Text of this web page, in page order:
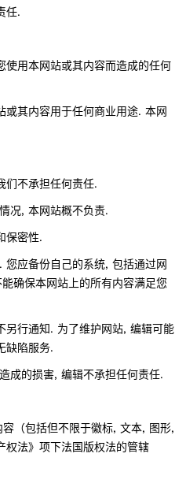
任.
使用本网站或其内容而造成的任何
其内容用于任何商业用途. 本网
们不承担任何责任.
况, 本网站概不负责.
保密性.
应备份自己的系统, 包括通过网
确保本网站上的所有内容满足您
另行通知. 为了维护网站, 编辑可能
缺陷服务.
成的损害, 编辑不承担任何责任.
（包括但不限于徽标, 文本, 图形,
权法》项下法国版权法的管辖